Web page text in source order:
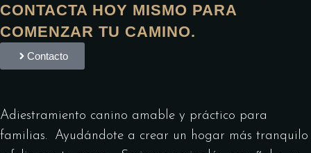
CONTACTA HOY MISMO PARA
COMENZAR TU CAMINO.
Contacto
Adiestramiento canino amable y práctico para
familias. Ayudándote a crear un hogar más tranquilo